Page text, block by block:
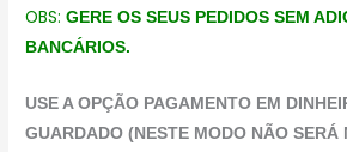
OBS:GERE OS SEUS PEDIDOS SEM
BANCÁRIOS.
USE A OPÇÃO PAGAMENTO EM
GUARDADO (NESTE MODO NÃO SERÁ